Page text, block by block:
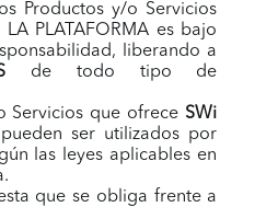
Productos y/o Servicios
PLATAFORMA es bajo
liberando a
de todo tipo de
Servicios que ofrece SWi
ser utilizados por
las leyes aplicables en
que se obliga frente a